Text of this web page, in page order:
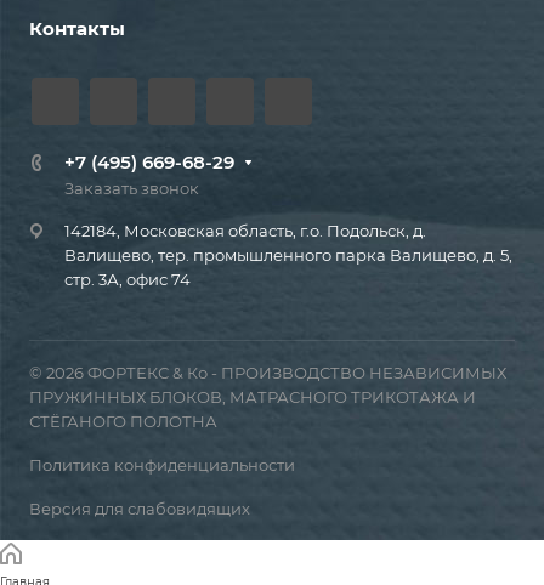
Контакты
+7 (495) 669-68-29
Заказать звонок
142184, Московская область, г.о. Подольск, д.
Валищево, тер. промышленного парка Валищево, д. 5,
стр. 3А, офис 74
© 2026 ФОРТЕКС & Ко - ПРОИЗВОДСТВО НЕЗАВИСИМЫХ
ПРУЖИННЫХ БЛОКОВ, МАТРАСНОГО ТРИКОТАЖА И
СТЁГАНОГО ПОЛОТНА
Политика конфиденциальности
Версия для слабовидящих